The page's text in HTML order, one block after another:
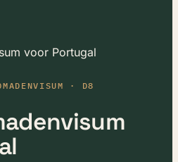
voor Portugal
· D8